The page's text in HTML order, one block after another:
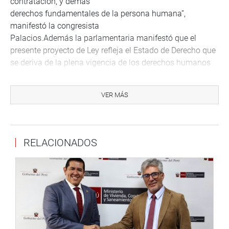
derechos fundamentales de la persona humana”,
manifestó la congresista
Palacios.Además la parlamentaria manifestó que el
presente proyecto de Ley refleja el Estado de Derecho que
se deriva de la plena vigencia de los derechos humanos
la desviación normativa que en circunstancias de
pandemia se ha producido alterando los principios que
congresistas Alejandro Muñante
(Renovación Popular) y Alejandro Cavero (Avanza País),
respaldaron la iniciativa,
manifestando que es una preocupación compartida el
condicionamiento y obligación en la práctica a la que
están siendo expuestos los peruanos. Debido a que un
Decreto Supremo contradice lo que dice la Ley 31091, que
VER MÁS
RELACIONADOS